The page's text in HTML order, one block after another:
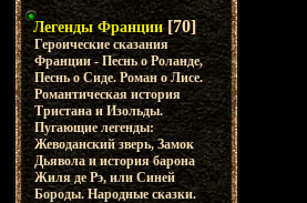
Легенды Франции [70]
Героические сказания
Франции - Песнь о Роланде,
Песнь о Сиде. Роман о Лисе.
Романтическая история
Тристана и Изольды.
Пугающие легенды:
Жеводанский зверь, Замок
Дьявола и история барона
Жиля де Рэ, или Синей
Бороды. Народные сказки.